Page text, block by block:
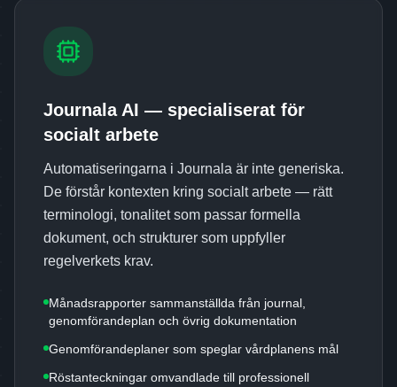
Journala AI — specialiserat för
socialt arbete
Automatiseringarna i Journala är inte generiska.
De förstår kontexten kring socialt arbete — rätt
terminologi, tonalitet som passar formella
dokument, och strukturer som uppfyller
regelverkets krav.
Månadsrapporter sammanställda från journal,
genomförandeplan och övrig dokumentation
Genomförandeplaner som speglar vårdplanens mål
Röstanteckningar omvandlade till professionell